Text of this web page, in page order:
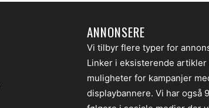
ANNONSERE
Vi tilbyr flere typer for
Linker i eksisterende artikler
muligheter for kampanjer
displaybannere. Vi har også